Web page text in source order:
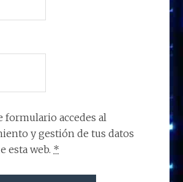
formulario accedes al
y gestión de tus datos
esta web. *